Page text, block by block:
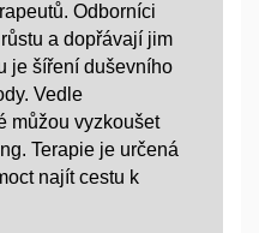
Odborníci
a dopřávají jim
je šíření duševního
Vedle
můžou vyzkoušet
Terapie je určená
najít cestu k